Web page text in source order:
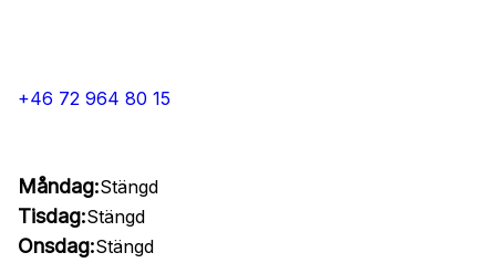
+46 72 964 80 15
Måndag:Stängd
Tisdag:Stängd
Onsdag:Stängd